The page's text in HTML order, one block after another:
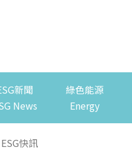
新聞
News
綠色能源
Energy
ESG快訊